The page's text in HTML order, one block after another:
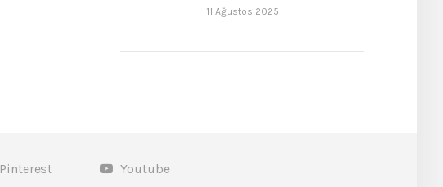
11 Ağustos 2025
Pinterest Youtube